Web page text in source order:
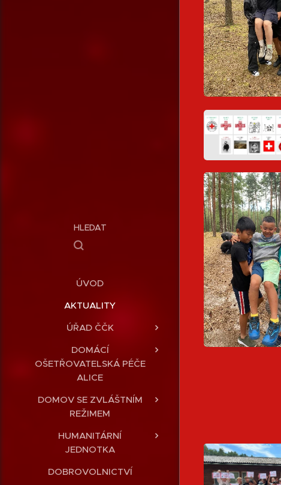
HLEDAT
ÚVOD
AKTUALITY
ÚŘAD ČČK
DOMÁCÍ
OŠETŘOVATELSKÁ PÉČE
ALICE
DOMOV SE ZVLÁŠTNÍM
REŽIMEM
HUMANITÁRNÍ
JEDNOTKA
DOBROVOLNICTVÍ